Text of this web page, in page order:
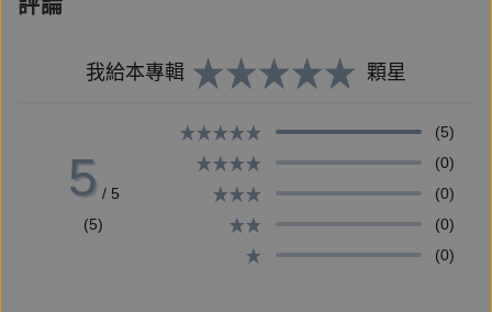
東等地賓客，哄嚷熱烈，直到滷肉飯、蒸冬瓜肉餅、芋
她曾與外婆、母親，三代女子，穿行在大稻埕與永樂市
的講究，練就一套對古早物什的擇選標準。
她熟稔蘆洲湧蓮寺周邊，在旺鋪裡食切仔麵黑白切與米
苔目，飲青草涼茶，更向在地攤商習得剁雞的技巧，與
評論
我給本專輯 顆星
5 / 5
(5)
(5)
(0)
(0)
(0)
(0)